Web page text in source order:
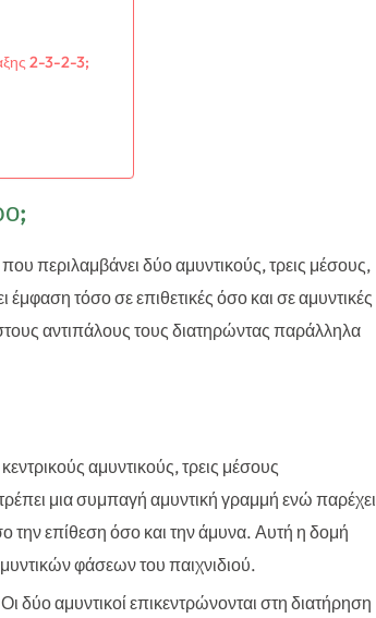
2-3-2-3;
περιλαμβάνει δύο αμυντικούς, τρεις μέσους,
έμφαση τόσο σε επιθετικές όσο και σε αμυντικές
αντιπάλους τους διατηρώντας παράλληλα
αμυντικούς, τρεις μέσους
μια συμπαγή αμυντική γραμμή ενώ παρέχει
επίθεση όσο και την άμυνα. Αυτή η δομή
φάσεων του παιχνιδιού.
δύο αμυντικοί επικεντρώνονται στη διατήρηση